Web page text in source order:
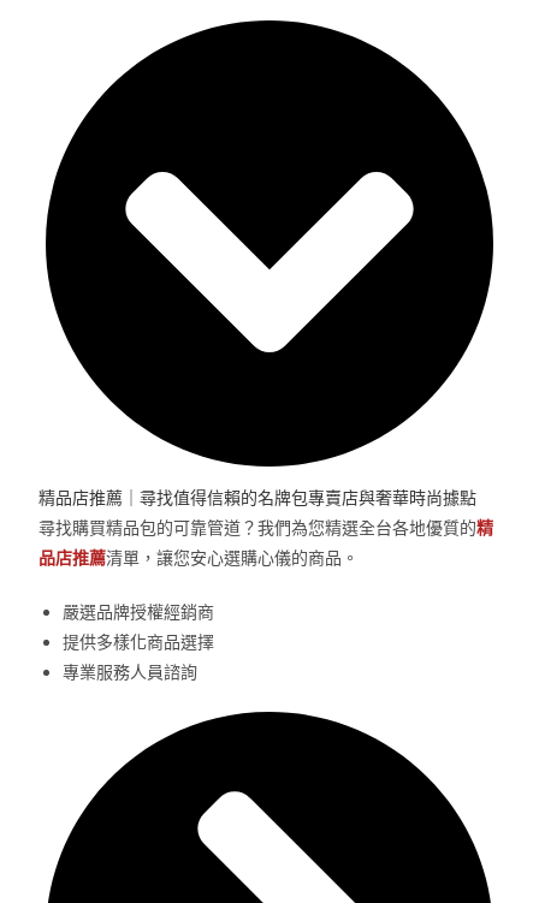
精品店推薦｜尋找值得信賴的名牌包專賣店與奢華時尚據點
尋找購買精品包的可靠管道？我們為您精選全台各地優質的精
品店推薦清單，讓您安心選購心儀的商品。
嚴選品牌授權經銷商
提供多樣化商品選擇
專業服務人員諮詢